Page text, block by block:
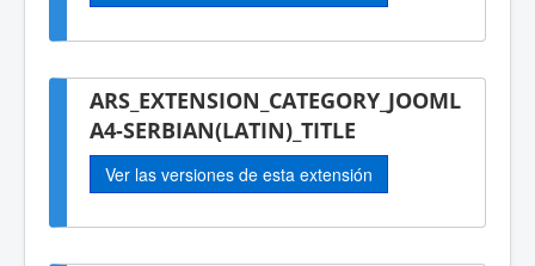
ARS_EXTENSION_CATEGORY_JOOML
A4-SERBIAN(LATIN)_TITLE
Ver las versiones de esta extensión